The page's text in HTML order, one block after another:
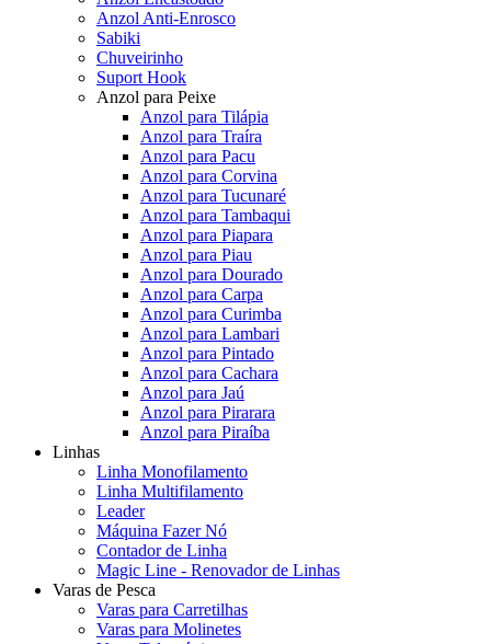
Anzol Anti-Enrosco
Sabiki
Chuveirinho
Suport Hook
Anzol para Peixe
Anzol para Tilápia
Anzol para Traíra
Anzol para Pacu
Anzol para Corvina
Anzol para Tucunaré
Anzol para Tambaqui
Anzol para Piapara
Anzol para Piau
Anzol para Dourado
Anzol para Carpa
Anzol para Curimba
Anzol para Lambari
Anzol para Pintado
Anzol para Cachara
Anzol para Jaú
Anzol para Pirarara
Anzol para Piraíba
Linhas
Linha Monofilamento
Linha Multifilamento
Leader
Máquina Fazer Nó
Contador de Linha
Magic Line - Renovador de Linhas
Varas de Pesca
Varas para Carretilhas
Varas para Molinetes